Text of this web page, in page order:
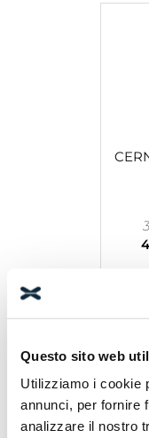
Questo sito web
Utilizziamo i cookie
annunci, per fornire
analizzare il nostro